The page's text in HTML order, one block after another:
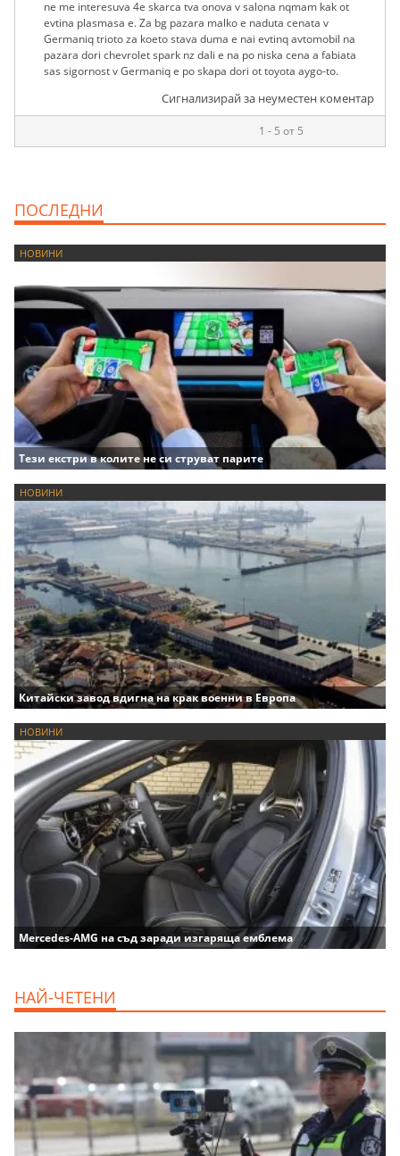
ne me interesuva 4e skarca tva onova v salona nqmam kak ot
evtina plasmasa e. Za bg pazara malko e naduta cenata v
Germaniq trioto za koeto stava duma e nai evtinq avtomobil na
pazara dori chevrolet spark nz dali e na po niska cena a fabiata
sas sigornost v Germaniq e po skapa dori ot toyota aygo-to.
Сигнализирай за неуместен коментар
1 - 5 от 5
ПОСЛЕДНИ
НОВИНИ
Тези екстри в колите не си струват парите
НОВИНИ
Китайски завод вдигна на крак военни в Европа
НОВИНИ
Mercedes-AMG на съд заради изгаряща емблема
НАЙ-ЧЕТЕНИ